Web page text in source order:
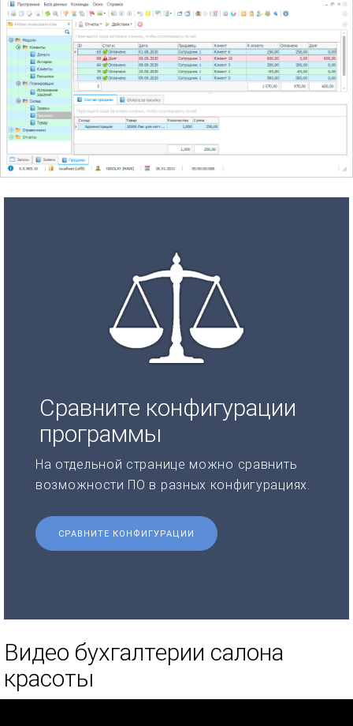
Сравните конфигурации
программы
На отдельной странице можно сравнить
возможности ПО в разных конфигурациях.
СРАВНИТЕ КОНФИГУРАЦИИ
Видео бухгалтерии салона
красоты